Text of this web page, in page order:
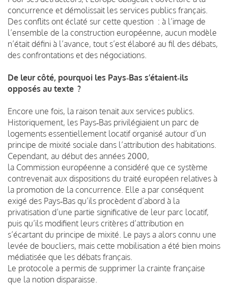
concurrence et démolissait les services publics français.
Des conflits ont éclaté sur cette question : à l’image de
l’ensemble de la construction européenne, aucun modèle
n’était défini à l’avance, tout s’est élaboré au fil des débats,
des confrontations et des négociations.
De leur côté, pourquoi les Pays‑Bas s’étaient‑ils
opposés au texte ?
Encore une fois, la raison tenait aux services publics.
Historiquement, les Pays‑Bas privilégiaient un parc de
logements essentiellement locatif organisé autour d’un
principe de mixité sociale dans l’attribution des habitations.
Cependant, au début des années 2000,
la Commission européenne a considéré que ce système
contrevenait aux dispositions du traité européen relatives à
la promotion de la concurrence. Elle a par conséquent
exigé des Pays‑Bas qu’ils procèdent d’abord à la
privatisation d’une partie significative de leur parc locatif,
puis qu’ils modifient leurs critères d’attribution en
s’écartant du principe de mixité. Le pays a alors connu une
levée de boucliers, mais cette mobilisation a été bien moins
médiatisée que les débats français.
Le protocole a permis de supprimer la crainte française
que la notion disparaisse.